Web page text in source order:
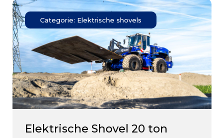
Categorie: Elektrische shovels
Elektrische Shovel 20 ton